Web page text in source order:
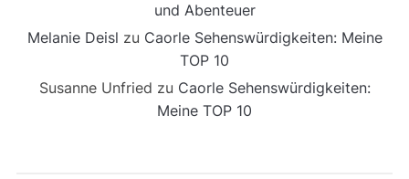
und Abenteuer
Melanie Deisl zu Caorle Sehenswürdigkeiten: Meine
TOP 10
Susanne Unfried zu Caorle Sehenswürdigkeiten:
Meine TOP 10